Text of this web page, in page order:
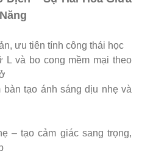
ưu tiên tính công thái học
L và bo cong mềm mại theo
bàn tạo ánh sáng dịu nhẹ và
– tạo cảm giác sang trọng,